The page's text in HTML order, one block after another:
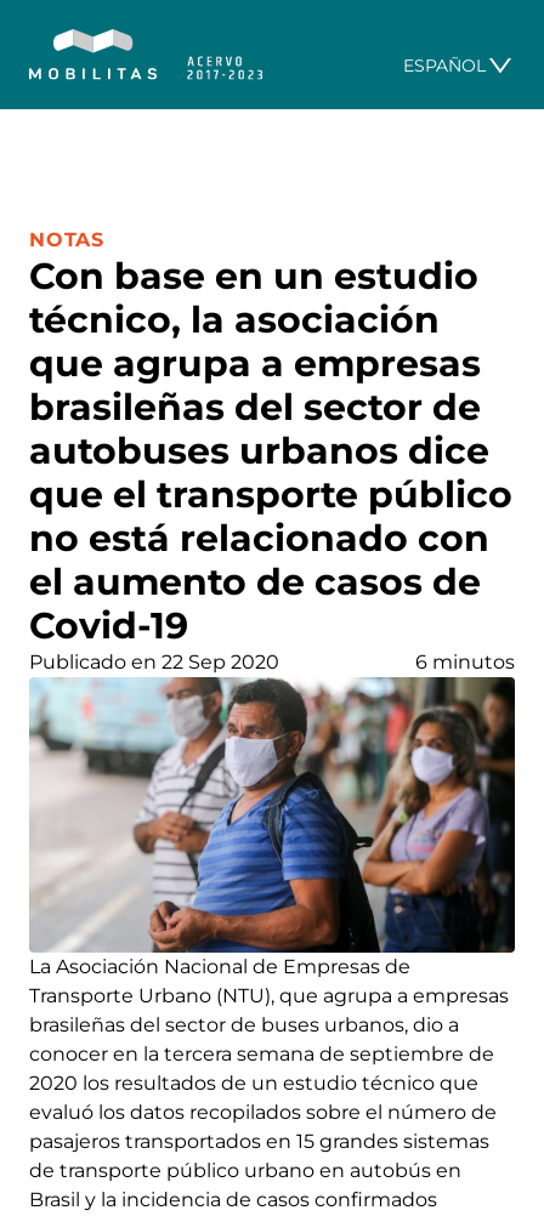
ESPAÑOL
Con base en un estudio
técnico, la asociación
que agrupa a empresas
brasileñas del sector de
autobuses urbanos dice
que el transporte público
no está relacionado con
el aumento de casos de
Covid-19
CATEGORÍA:
NOTAS
Publicado en 22 Sep 2020 6 minutos
La Asociación Nacional de Empresas de
Transporte Urbano (NTU), que agrupa a empresas
brasileñas del sector de buses urbanos, dio a
conocer en la tercera semana de septiembre de
2020 los resultados de un estudio técnico que
evaluó los datos recopilados sobre el número de
pasajeros transportados en 15 grandes sistemas
de transporte público urbano en autobús en
Brasil y la incidencia de casos confirmados